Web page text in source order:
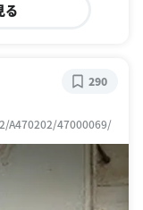
る
A470202/47000069/
290